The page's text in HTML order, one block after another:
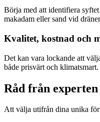
Börja med att identifiera
makadam eller sand vid
Kvalitet, kostnad och
Det kan vara lockande att
både prisvärt och klimatsmart.
Råd från
Att välja utifrån dina unika